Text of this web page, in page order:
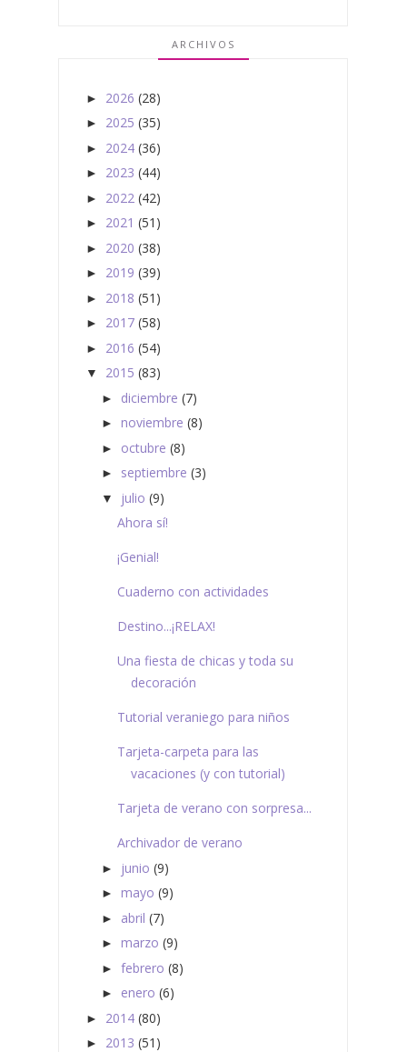
ARCHIVOS
► 2026 (28)
► 2025 (35)
► 2024 (36)
► 2023 (44)
► 2022 (42)
► 2021 (51)
► 2020 (38)
► 2019 (39)
► 2018 (51)
► 2017 (58)
► 2016 (54)
▼ 2015 (83)
► diciembre (7)
► noviembre (8)
► octubre (8)
► septiembre (3)
▼ julio (9)
Ahora sí!
¡Genial!
Cuaderno con actividades
Destino...¡RELAX!
Una fiesta de chicas y toda su
decoración
Tutorial veraniego para niños
Tarjeta-carpeta para las
vacaciones (y con tutorial)
Tarjeta de verano con sorpresa...
Archivador de verano
► junio (9)
► mayo (9)
► abril (7)
► marzo (9)
► febrero (8)
► enero (6)
► 2014 (80)
► 2013 (51)